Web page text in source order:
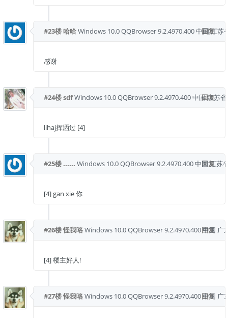
回复
#23楼哈哈Windows 10.0QQBrowser 9.2.4970.400中国 江苏
感谢
回复
#24楼sdfWindows 10.0QQBrowser 9.2.4970.400中国 江苏
lihaj挥洒过 [4]
回复
#25楼 ...... Windows 10.0QQBrowser 9.2.4970.400中国 江苏
[4] gan xie 你
回复
#26楼怪我咯Windows 10.0QQBrowser 9.2.4970.400中国 广
[4] 楼主好人!
回复
#27楼怪我咯Windows 10.0QQBrowser 9.2.4970.400中国 广